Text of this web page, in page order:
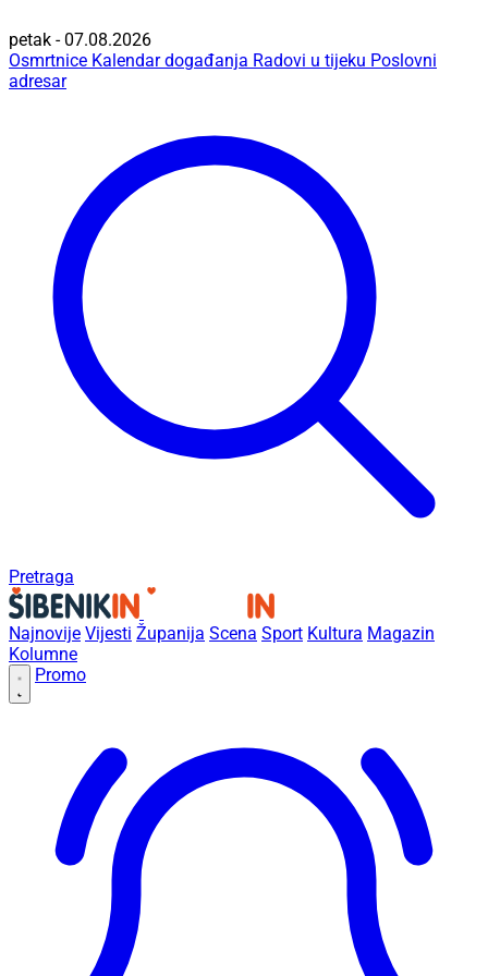
petak - 07.08.2026
Osmrtnice Kalendar događanja Radovi u tijeku Poslovni
adresar
Pretraga
Najnovije Vijesti Županija Scena Sport Kultura Magazin
Kolumne
Promo